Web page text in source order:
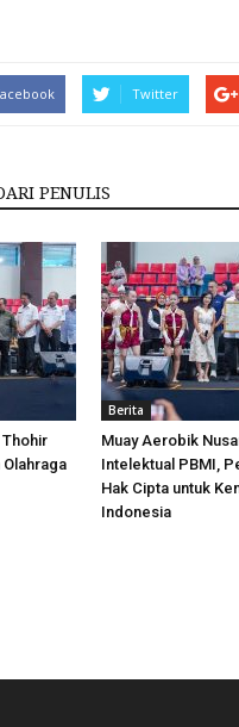
Twitter
PENULIS
Thohir
Olahraga
Berita
Muay Aerobik
Intelektual PBMI,
Hak Cipta untuk
Indonesia